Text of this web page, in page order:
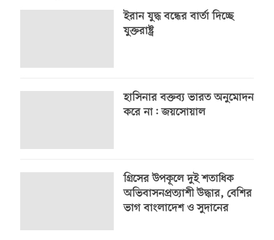
ইরান যুদ্ধ বন্ধের বার্তা দিচ্ছে
যুক্তরাষ্ট্র
হাসিনার বক্তব্য ভারত অনুমোদন
করে না: জয়সোয়াল
গ্রিসের উপকূলে দুই শতাধিক
অভিবাসনপ্রত্যাশী উদ্ধার, বেশির
ভাগ বাংলাদেশ ও সুদানের